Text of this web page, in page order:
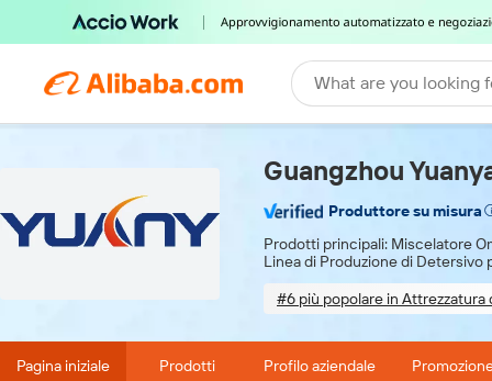
What are you looking
Guangzhou
Produttore su misura
Prodotti principali: Miscelatore
Linea di Produzione di
#6 più popolare in Attrezzatura
Pagina iniziale
Prodotti Profilo aziendale